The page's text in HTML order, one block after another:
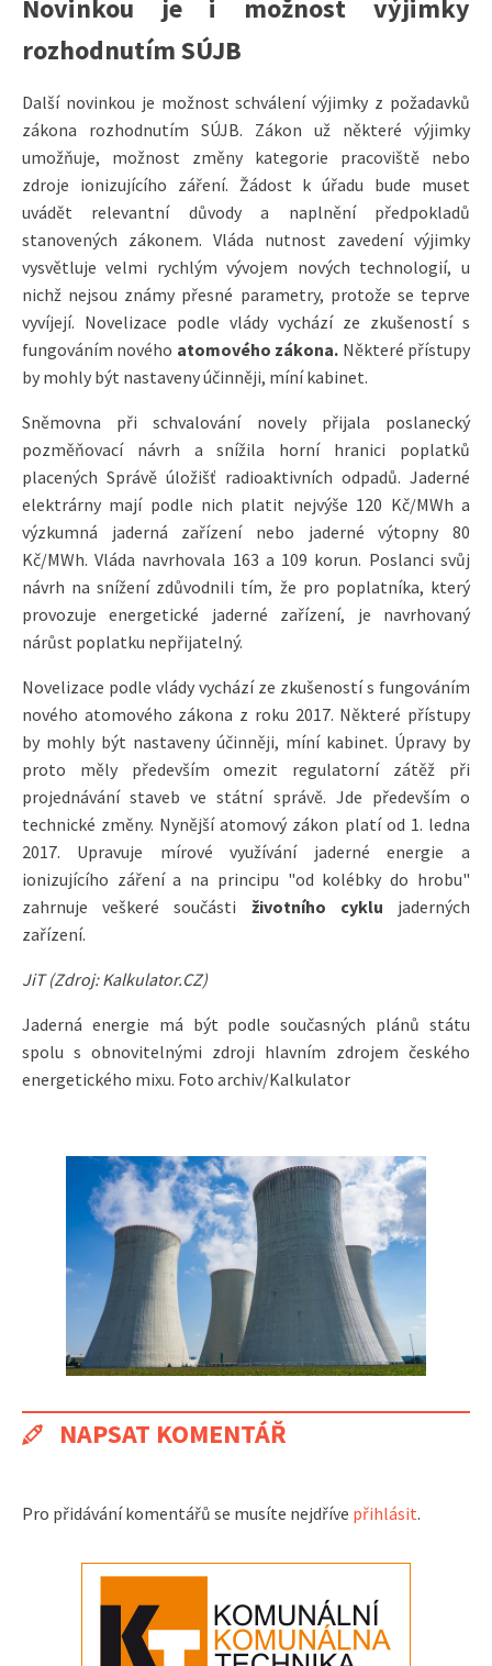
Novinkou je i možnost výjimky
rozhodnutím SÚJB
Další novinkou je možnost schválení výjimky z požadavků
zákona rozhodnutím SÚJB. Zákon už některé výjimky
umožňuje, možnost změny kategorie pracoviště nebo
zdroje ionizujícího záření. Žádost k úřadu bude muset
uvádět relevantní důvody a naplnění předpokladů
stanovených zákonem. Vláda nutnost zavedení výjimky
vysvětluje velmi rychlým vývojem nových technologií, u
nichž nejsou známy přesné parametry, protože se teprve
vyvíjejí. Novelizace podle vlády vychází ze zkušeností s
fungováním nového atomového zákona. Některé přístupy
by mohly být nastaveny účinněji, míní kabinet.
Sněmovna při schvalování novely přijala poslanecký
pozměňovací návrh a snížila horní hranici poplatků
placených Správě úložišť radioaktivních odpadů. Jaderné
elektrárny mají podle nich platit nejvýše 120 Kč/MWh a
výzkumná jaderná zařízení nebo jaderné výtopny 80
Kč/MWh. Vláda navrhovala 163 a 109 korun. Poslanci svůj
návrh na snížení zdůvodnili tím, že pro poplatníka, který
provozuje energetické jaderné zařízení, je navrhovaný
nárůst poplatku nepřijatelný.
Novelizace podle vlády vychází ze zkušeností s fungováním
nového atomového zákona z roku 2017. Některé přístupy
by mohly být nastaveny účinněji, míní kabinet. Úpravy by
proto měly především omezit regulatorní zátěž při
projednávání staveb ve státní správě. Jde především o
technické změny. Nynější atomový zákon platí od 1. ledna
2017. Upravuje mírové využívání jaderné energie a
ionizujícího záření a na principu "od kolébky do hrobu"
zahrnuje veškeré součásti životního cyklu jaderných
zařízení.
JiT (Zdroj: Kalkulator.CZ)
Jaderná energie má být podle současných plánů státu
spolu s obnovitelnými zdroji hlavním zdrojem českého
energetického mixu. Foto archiv/Kalkulator
NAPSAT KOMENTÁŘ
Pro přidávání komentářů se musíte nejdříve přihlásit.